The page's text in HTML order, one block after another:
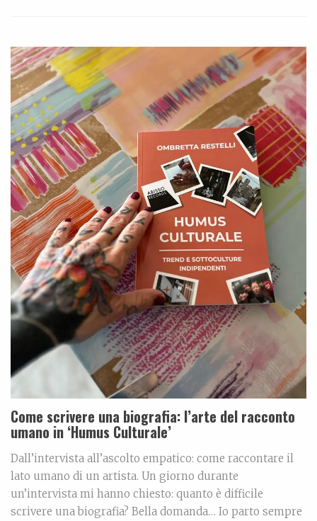
Come scrivere una biografia: l’arte del racconto
umano in ‘Humus Culturale’
Dall’intervista all’ascolto empatico: come raccontare il
lato umano di un artista. Un giorno durante
un’intervista mi hanno chiesto: quanto è difficile
scrivere una biografia? Bella domanda… Io parto sempre